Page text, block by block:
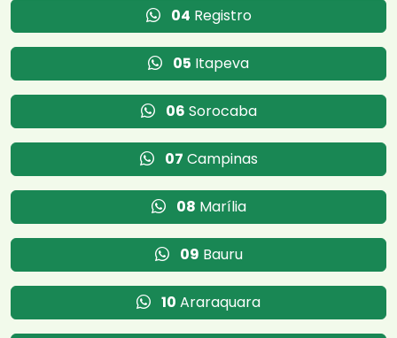
04 Registro
05 Itapeva
06 Sorocaba
07 Campinas
08 Marília
09 Bauru
10 Araraquara